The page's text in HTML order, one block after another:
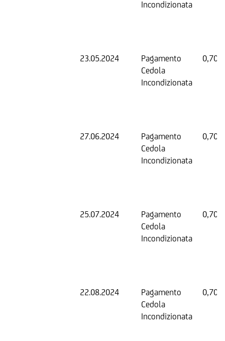
Incondizionata
23.05.2024
Pagamento
Cedola
Incondizionata
0,70
27.06.2024
Pagamento
Cedola
Incondizionata
0,70
25.07.2024
Pagamento
Cedola
Incondizionata
0,70
22.08.2024
Pagamento
Cedola
Incondizionata
0,70